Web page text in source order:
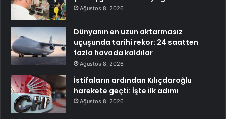
Ağustos 8, 2026
Dünyanın en uzun aktarmasız
uçuşunda tarihi rekor: 24 saatten
fazla havada kaldılar
Ağustos 8, 2026
İstifaların ardından Kılıçdaroğlu
harekete geçti: İşte ilk adımı
Ağustos 8, 2026